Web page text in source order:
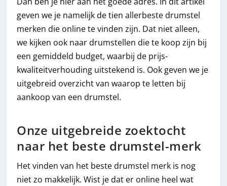
geven we je namelijk de tien allerbeste drumstel
merken die online te vinden zijn. Dat niet alleen,
we kijken ook naar drumstellen die te koop zijn bij
een gemiddeld budget, waarbij de prijs-
kwaliteitverhouding uitstekend is. Ook geven we je
uitgebreid overzicht van waarop te letten bij
aankoop van een drumstel.
Onze uitgebreide zoektocht
naar het beste drumstel-merk
Het vinden van het beste drumstel merk is nog
niet zo makkelijk. Wist je dat er online heel wat